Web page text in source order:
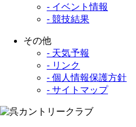
- イベント情報
- 競技結果
その他
- 天気予報
- リンク
- 個人情報保護方針
- サイトマップ